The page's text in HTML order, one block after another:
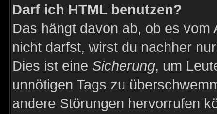
Darf ich HTML benutzen?
Das hängt davon ab, ob es
nicht darfst, wirst du nachher
Dies ist eine Sicherung, um
unnötigen Tags zu
andere Störungen hervorrufen